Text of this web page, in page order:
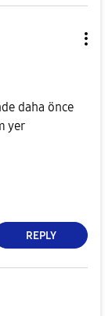
daha önce
yer
REPLY